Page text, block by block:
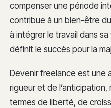
compenser une période
contribue à un bien-être
à intégrer le travail dans sa
définit le succès pour la
Devenir freelance est une
rigueur et de
termes de liberté, de